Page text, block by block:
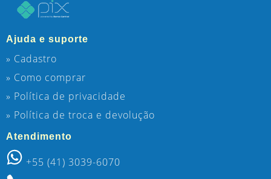
Ajuda e suporte
» Cadastro
» Como comprar
» Política de privacidade
» Política de troca e devolução
Atendimento
+55 (41) 3039-6070